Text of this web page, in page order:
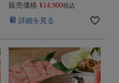
販売価格 ¥14,900税込
詳細を見る